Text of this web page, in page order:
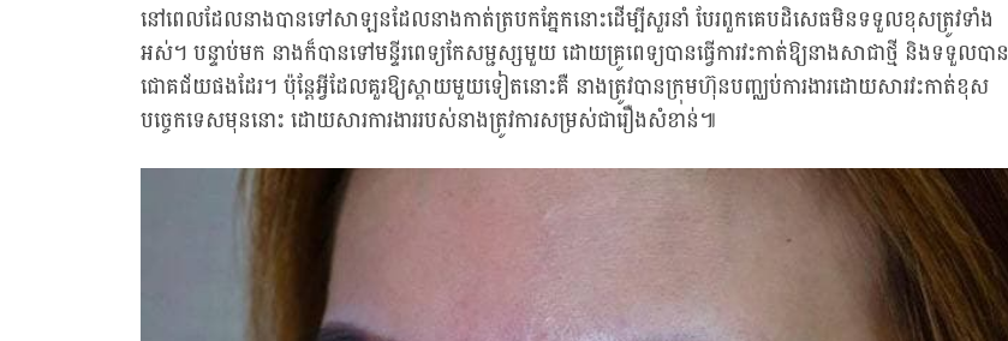
នៅពេលដែលនាងបានទៅសាឡនដែលនាងកាត់ត្របកភ្នែកនោះដើម្បីសួរនាំ បែរពួកគេបដិសេធមិនទទួលខុសត្រូវទាំង
អស់។ បន្ទាប់មក នាងក៏បានទៅមន្ទីរពេទ្យកែសម្ជស្សមួយ ដោយគ្រូពេទ្យបានធ្វើការវះកាត់ឱ្យនាងសាជាថ្មី និងទទួលបាន
ជោគជ័យផងដែរ។ ប៉ុន្តែអ្វីដែលគួរឱ្យស្តាយមួយទៀតនោះគឺ នាងត្រូវបានក្រុមហ៊ុនបញ្ឈប់ការងារដោយសារវះកាត់ខុស
បច្ចេកទេសមុននោះ ដោយសារការងាររបស់នាងត្រូវការសម្រស់ជារឿងសំខាន់៕